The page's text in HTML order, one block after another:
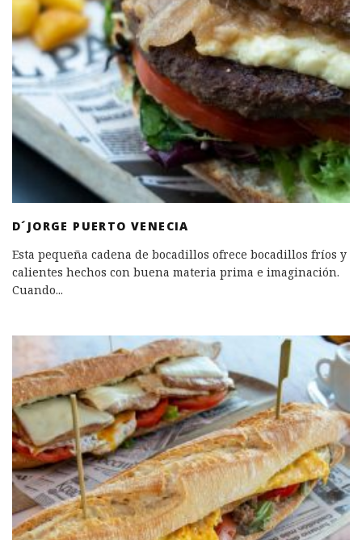
D´JORGE PUERTO VENECIA
Esta pequeña cadena de bocadillos ofrece bocadillos fríos y
calientes hechos con buena materia prima e imaginación.
Cuando...